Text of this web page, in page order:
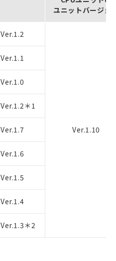
ユニットバージョ
Ver.1.2
Ver.1.10
Ver.1.1
Ver.1.0
Ver.1.2＊1
Ver.1.7
Ver.1.6
Ver.1.5
Ver.1.4
Ver.1.3＊2